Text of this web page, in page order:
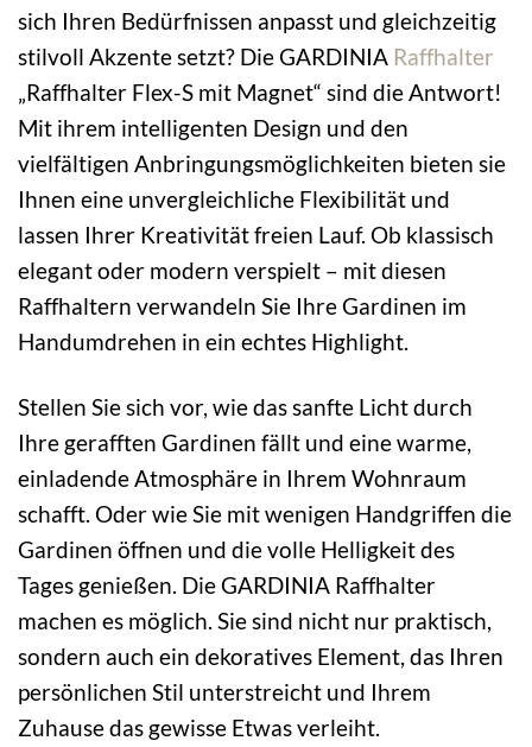
sich Ihren Bedürfnissen anpasst und gleichzeitig
stilvoll Akzente setzt? Die GARDINIA Raffhalter
„Raffhalter Flex-S mit Magnet“ sind die Antwort!
Mit ihrem intelligenten Design und den
vielfältigen Anbringungsmöglichkeiten bieten sie
Ihnen eine unvergleichliche Flexibilität und
lassen Ihrer Kreativität freien Lauf. Ob klassisch
elegant oder modern verspielt – mit diesen
Raffhaltern verwandeln Sie Ihre Gardinen im
Handumdrehen in ein echtes Highlight.
Stellen Sie sich vor, wie das sanfte Licht durch
Ihre gerafften Gardinen fällt und eine warme,
einladende Atmosphäre in Ihrem Wohnraum
schafft. Oder wie Sie mit wenigen Handgriffen die
Gardinen öffnen und die volle Helligkeit des
Tages genießen. Die GARDINIA Raffhalter
machen es möglich. Sie sind nicht nur praktisch,
sondern auch ein dekoratives Element, das Ihren
persönlichen Stil unterstreicht und Ihrem
Zuhause das gewisse Etwas verleiht.